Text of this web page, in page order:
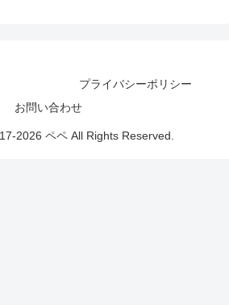
プライバシーポリシー
お問い合わせ
2026 ペペ All Rights Reserved.